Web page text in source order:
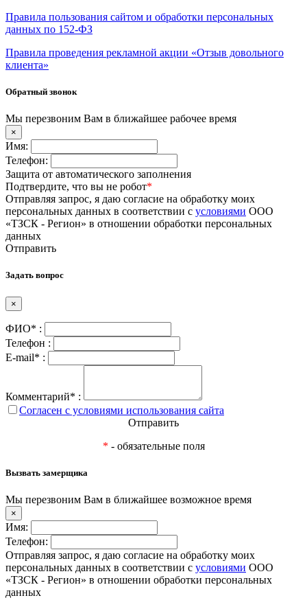
Правила пользования сайтом и обработки персональных
данных по 152-ФЗ
Правила проведения рекламной акции «Отзыв довольного
клиента»
Обратный звонок
Мы перезвоним Вам в ближайшее рабочее время
×
Имя:
Телефон:
Защита от автоматического заполнения
Подтвердите, что вы не робот*
Отправляя запрос, я даю согласие на обработку моих
персональных данных в соответствии с условиями ООО
«ТЗСК - Регион» в отношении обработки персональных
данных
Отправить
Задать вопрос
×
ФИО* :
Телефон :
E-mail* :
Комментарий* :
Согласен с условиями использования сайта
Отправить
* - обязательные поля
Вызвать замерщика
Мы перезвоним Вам в ближайшее возможное время
×
Имя:
Телефон:
Отправляя запрос, я даю согласие на обработку моих
персональных данных в соответствии с условиями ООО
«ТЗСК - Регион» в отношении обработки персональных
данных